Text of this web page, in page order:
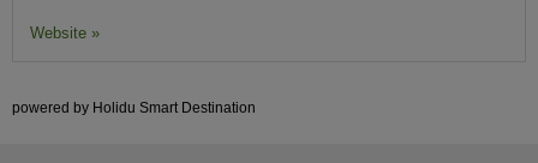
Website »
powered by Holidu Smart Destination